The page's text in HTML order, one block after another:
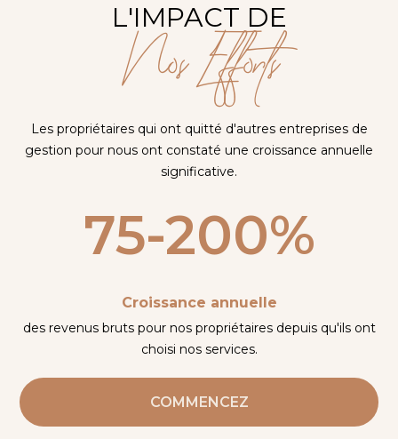
L'IMPACT DE
Nos Efforts
Les propriétaires qui ont quitté d'autres entreprises de
gestion pour nous ont constaté une croissance annuelle
significative.
75-200%
COMMENCEZ
Croissance annuelle
des revenus bruts pour nos propriétaires depuis qu'ils ont
choisi nos services.